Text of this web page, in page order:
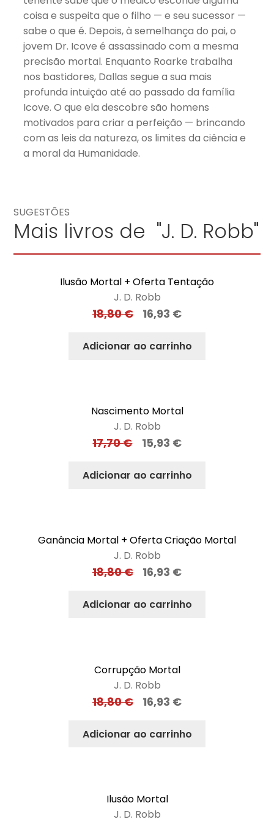
coisa e suspeita que o filho — e seu sucessor —
sabe o que é. Depois, à semelhança do pai, o
jovem Dr. Icove é assassinado com a mesma
precisão mortal. Enquanto Roarke trabalha
nos bastidores, Dallas segue a sua mais
profunda intuição até ao passado da família
Icove. O que ela descobre são homens
motivados para criar a perfeição — brincando
com as leis da natureza, os limites da ciência e
a moral da Humanidade.
SUGESTÕES
Mais livros de "J. D. Robb"
Ilusão Mortal + Oferta Tentação
J. D. Robb
18,80€ 16,93 €
Adicionar ao carrinho
Nascimento Mortal
J. D. Robb
17,70€ 15,93 €
Adicionar ao carrinho
Ganância Mortal + Oferta Criação Mortal
J. D. Robb
18,80€ 16,93 €
Adicionar ao carrinho
Corrupção Mortal
J. D. Robb
18,80€ 16,93 €
Adicionar ao carrinho
Ilusão Mortal
J. D. Robb